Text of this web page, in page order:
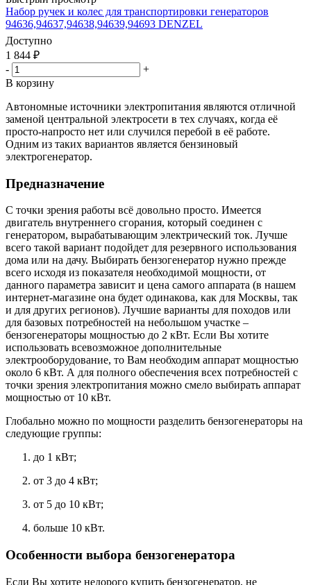
Набор ручек и колес для транспортировки генераторов
94636,94637,94638,94639,94693 DENZEL
Доступно
1 844 ₽
-
+
В корзину
Автономные источники электропитания являются отличной
заменой центральной электросети в тех случаях, когда её
просто-напросто нет или случился перебой в её работе.
Одним из таких вариантов является бензиновый
электрогенератор.
Предназначение
С точки зрения работы всё довольно просто. Имеется
двигатель внутреннего сгорания, который соединен с
генератором, вырабатывающим электрический ток. Лучше
всего такой вариант подойдет для резервного использования
дома или на дачу. Выбирать бензогенератор нужно прежде
всего исходя из показателя необходимой мощности, от
данного параметра зависит и цена самого аппарата (в нашем
интернет-магазине она будет одинакова, как для Москвы, так
и для других регионов). Лучшие варианты для походов или
для базовых потребностей на небольшом участке –
бензогенераторы мощностью до 2 кВт. Если Вы хотите
использовать всевозможное дополнительные
электрооборудование, то Вам необходим аппарат мощностью
около 6 кВт. А для полного обеспечения всех потребностей с
точки зрения электропитания можно смело выбирать аппарат
мощностью от 10 кВт.
Глобально можно по мощности разделить бензогенераторы на
следующие группы:
до 1 кВт;
от 3 до 4 кВт;
от 5 до 10 кВт;
больше 10 кВт.
Особенности выбора бензогенератора
Если Вы хотите недорого купить бензогенератор, не